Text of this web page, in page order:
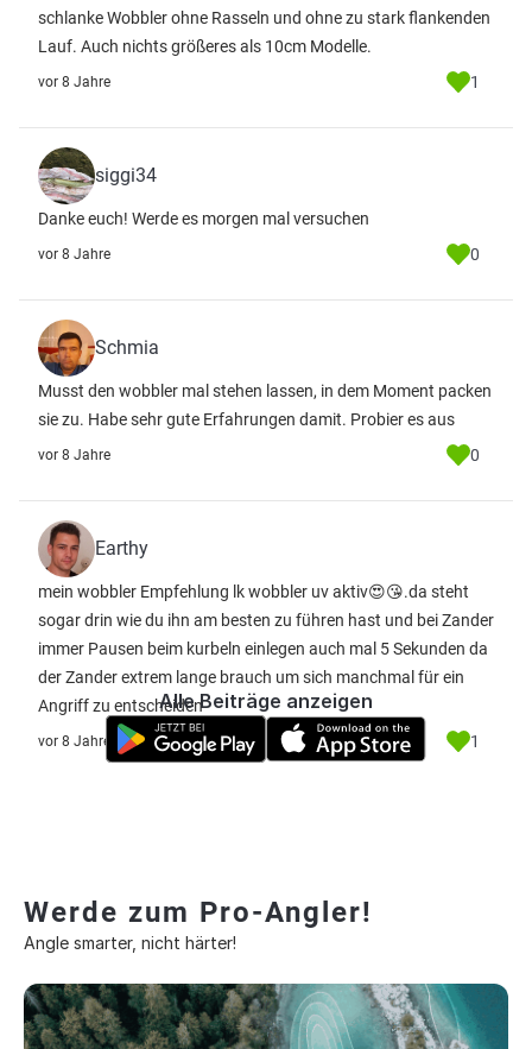
schlanke Wobbler ohne Rasseln und ohne zu stark flankenden
Lauf. Auch nichts größeres als 10cm Modelle.
vor 8 Jahre 1
siggi34
Danke euch! Werde es morgen mal versuchen
vor 8 Jahre 0
Schmia
Musst den wobbler mal stehen lassen, in dem Moment packen
sie zu. Habe sehr gute Erfahrungen damit. Probier es aus
vor 8 Jahre 0
Earthy
mein wobbler Empfehlung lk wobbler uv aktiv😍😘.da steht
sogar drin wie du ihn am besten zu führen hast und bei Zander
immer Pausen beim kurbeln einlegen auch mal 5 Sekunden da
der Zander extrem lange brauch um sich manchmal für ein
Angriff zu entscheiden
vor 8 Jahre 1
Alle Beiträge anzeigen
Werde zum Pro-Angler!
Angle smarter, nicht härter!